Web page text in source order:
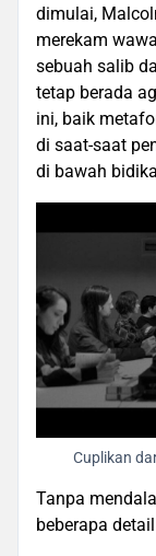
dimulai,
merekam
sebuah salib
tetap berada
ini, baik
di saat-saat
di bawah
Cuplikan
Tanpa
beberapa